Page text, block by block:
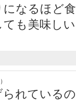
なるほど
ても美味し
れている